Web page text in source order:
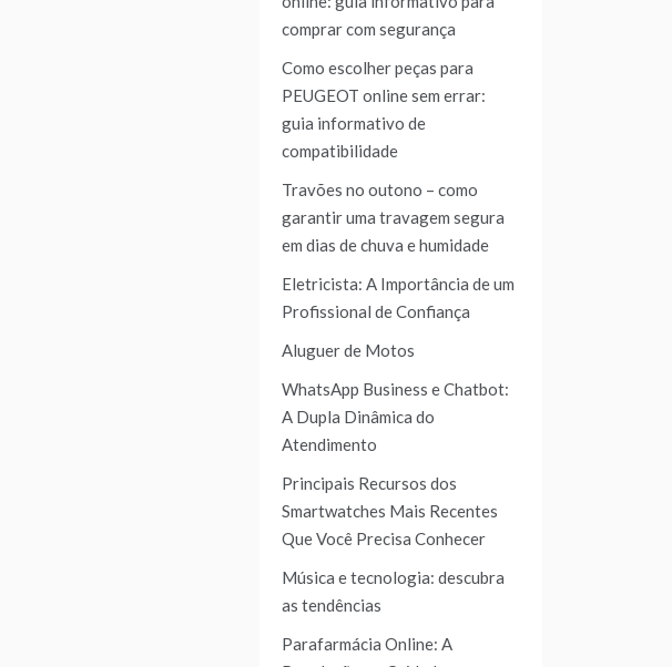
comprar com segurança
Como escolher peças para
PEUGEOT online sem errar:
guia informativo de
compatibilidade
Travões no outono – como
garantir uma travagem segura
em dias de chuva e humidade
Eletricista: A Importância de um
Profissional de Confiança
Aluguer de Motos
WhatsApp Business e Chatbot:
A Dupla Dinâmica do
Atendimento
Principais Recursos dos
Smartwatches Mais Recentes
Que Você Precisa Conhecer
Música e tecnologia: descubra
as tendências
Parafarmácia Online: A